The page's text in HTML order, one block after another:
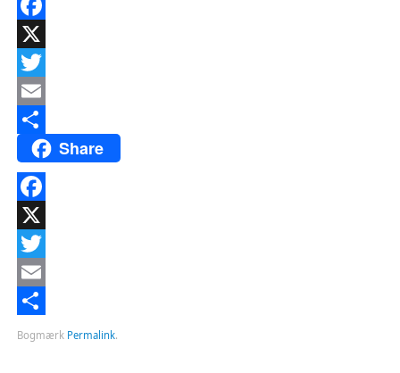
Facebook
X
Twitter
Email
Del
Share
Facebook
X
Twitter
Email
Del
Bogmærk Permalink.